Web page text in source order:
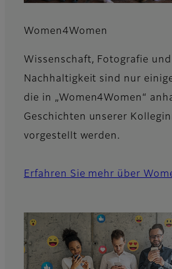
Women4Women
Wissenschaft, Fotografie und
Nachhaltigkeit sind nur
die in „Women4Women“
Geschichten unserer
vorgestellt werden.
Erfahren Sie mehr über